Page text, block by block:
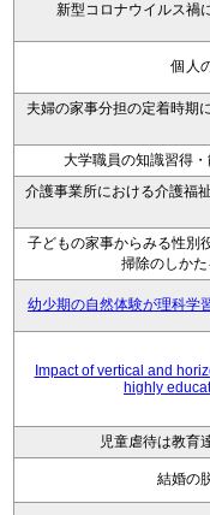
新型コロナウイルス禍
個人
夫婦の家事分担の定着時期
大学職員の知識習得
介護事業所における介護福
子どもの家事からみる性別
掃除のしか
幼少期の自然体験が理科学
Impact of vertical and
highly
児童虐待は教育
結婚の